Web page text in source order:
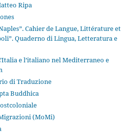
Ripa
Cahier de Langue, Littérature et
Quaderno di Lingua, Letteratura e
e l’italiano nel Mediterraneo e
di Traduzione
Buddhica
(MoMi)